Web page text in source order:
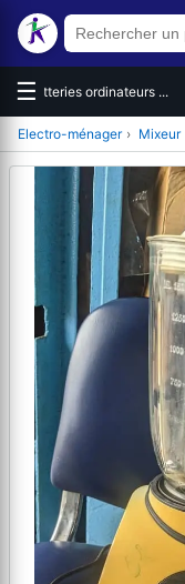
☰Batteries ordinateurs ...
Electro-ménager › Mixeur